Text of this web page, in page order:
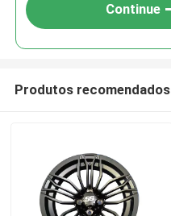
Continue
Produtos recomendados